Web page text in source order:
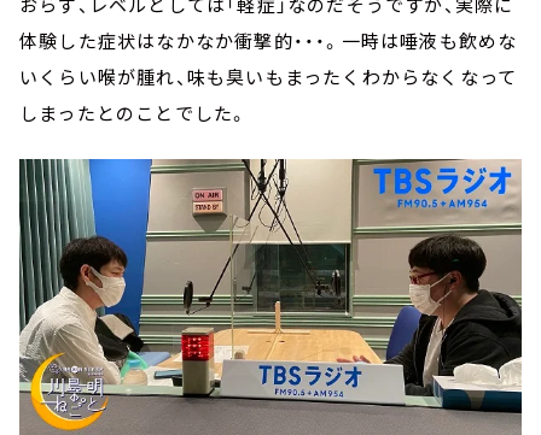
体験した症状はなかなか衝撃的・・・。一時は唾液も飲めな
いくらい喉が腫れ、味も臭いもまったくわからなくなって
しまったとのことでした。